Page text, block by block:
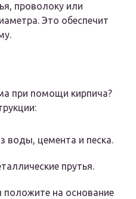
проволоку или
Это обеспечит
при помощи кирпича?
воды, цемента и песка.
прутья.
на основание